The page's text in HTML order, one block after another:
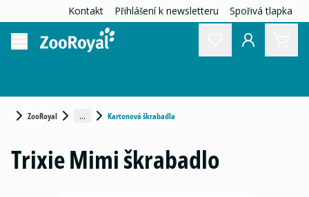
Kontakt Přihlášení k newsletteru Spořivá tlapka
ZooRoyal ... Kartonová škrabadla
Trixie Mimi škrabadlo